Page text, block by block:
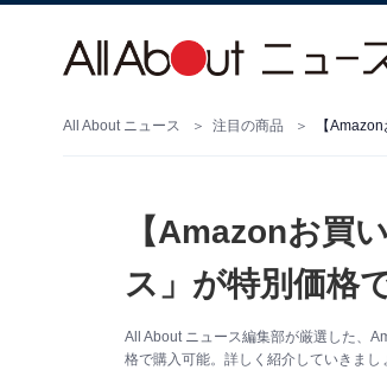
All About ニュース 注目の商品 【
【Amazonお買
ス」が特別価格
All About ニュース編集部が厳選した、
格で購入可能。詳しく紹介していきまし